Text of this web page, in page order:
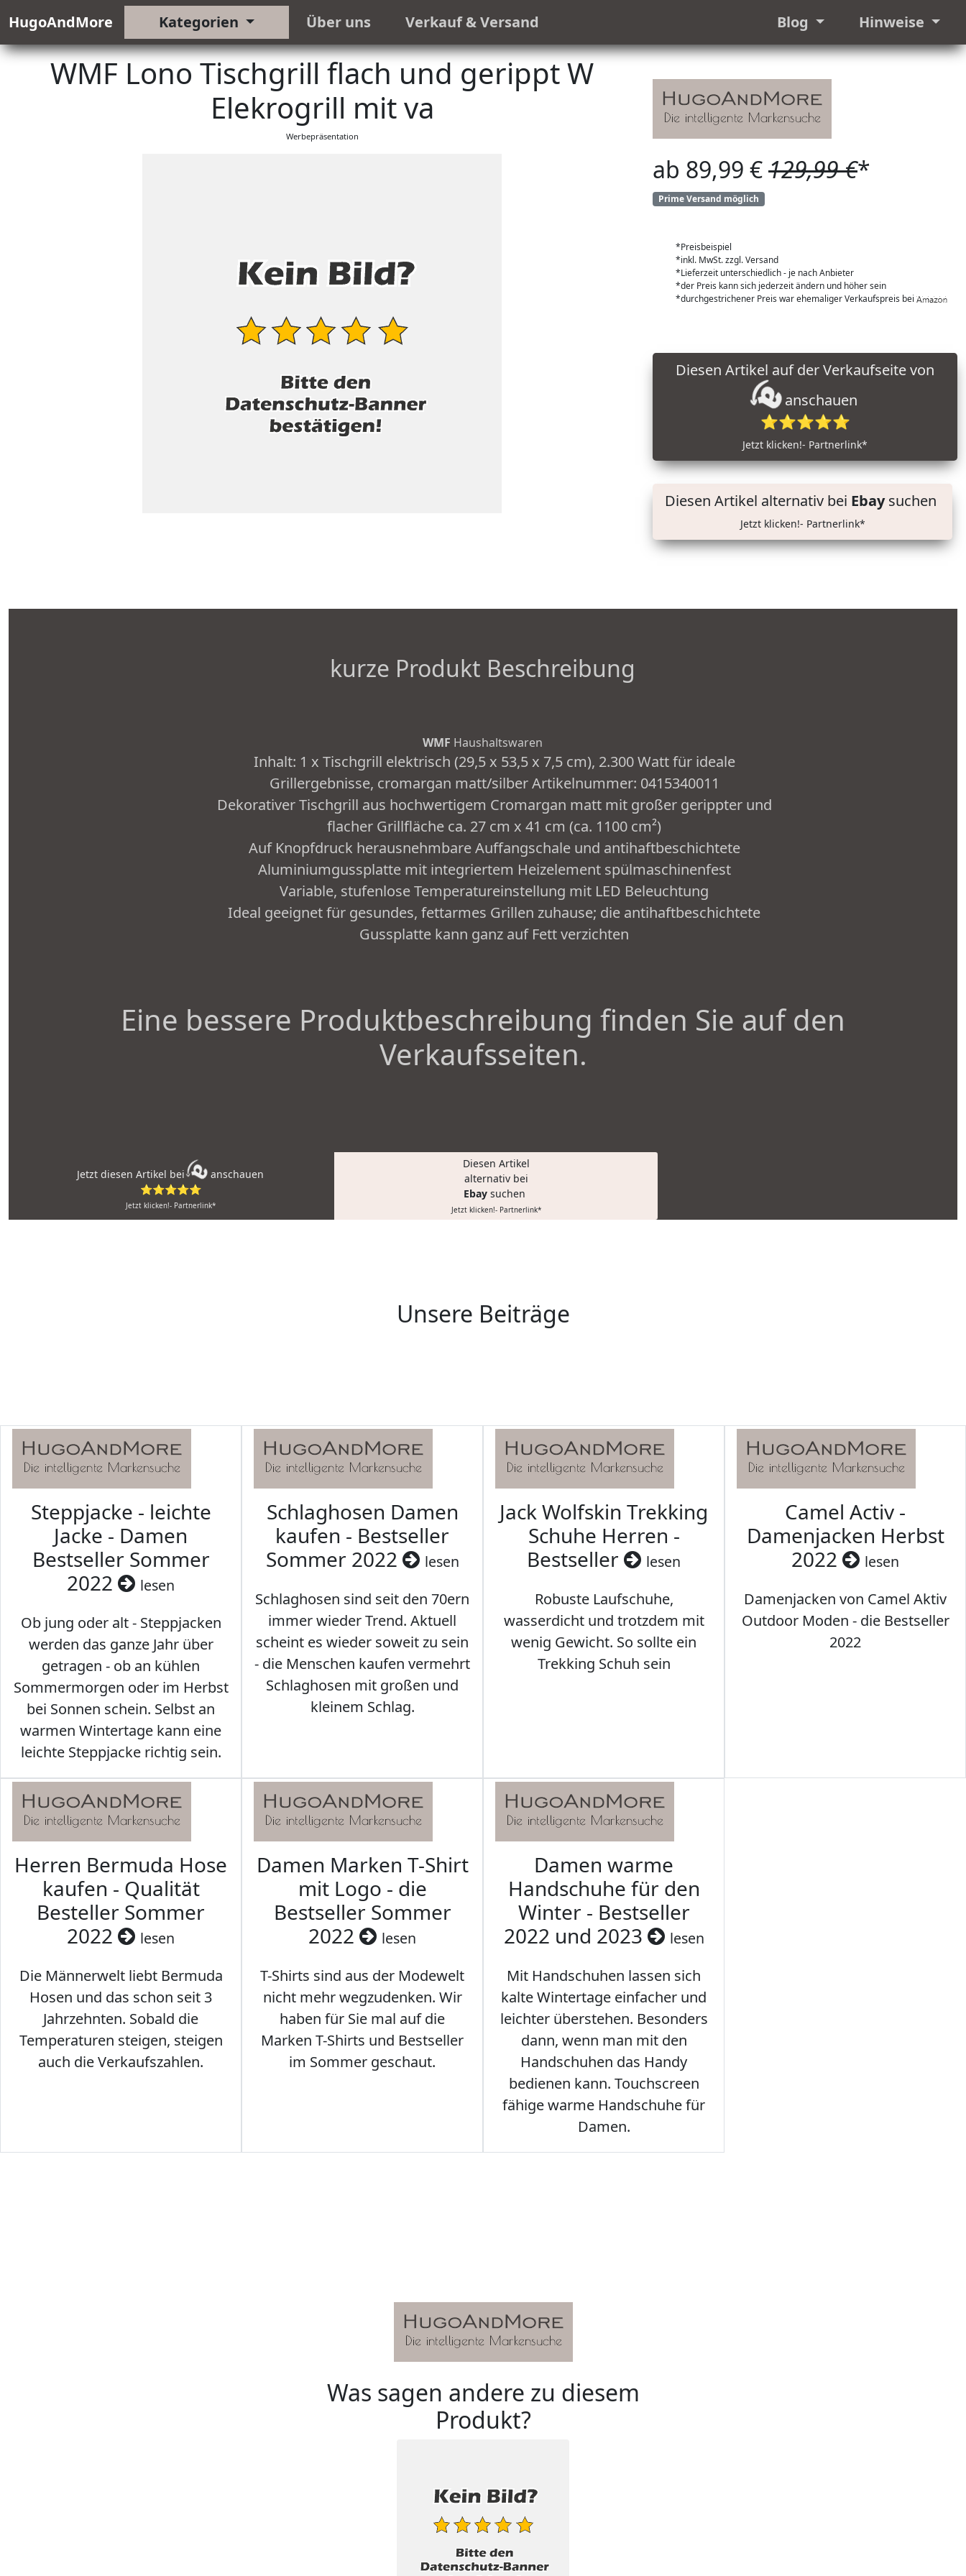
HugoAndMore Kategorien Über uns Verkauf & Versand Blog Hinweise
WMF Lono Tischgrill flach und gerippt W
Elekrogrill mit va
Werbepräsentation
ab 89,99 €129,99 €*
Prime Versand möglich
*Preisbeispiel
*inkl. MwSt. zzgl. Versand
*Lieferzeit unterschiedlich - je nach Anbieter
*der Preis kann sich jederzeit ändern und höher sein
*durchgestrichener Preis war ehemaliger Verkaufspreis bei
anschauen
⭐⭐⭐⭐⭐
Jetzt klicken!- Partnerlink*
Diesen Artikel alternativ bei Ebaysuchen
Jetzt klicken!- Partnerlink*
kurze Produkt Beschreibung
WMF Haushaltswaren
Inhalt: 1 x Tischgrill elektrisch (29,5 x 53,5 x 7,5 cm), 2.300 Watt für ideale
Grillergebnisse, cromargan matt/silber Artikelnummer: 0415340011
Dekorativer Tischgrill aus hochwertigem Cromargan matt mit großer gerippter und
flacher Grillfläche ca. 27 cm x 41 cm (ca. 1100 cm²)
Auf Knopfdruck herausnehmbare Auffangschale und antihaftbeschichtete
Aluminiumgussplatte mit integriertem Heizelement spülmaschinenfest
Variable, stufenlose Temperatureinstellung mit LED Beleuchtung
Ideal geeignet für gesundes, fettarmes Grillen zuhause; die antihaftbeschichtete
Gussplatte kann ganz auf Fett verzichten
Eine bessere Produktbeschreibung finden Sie auf den
Verkaufsseiten.
Jetzt diesen Artikel bei
anschauen
⭐⭐⭐⭐⭐
Jetzt klicken!- Partnerlink*
Diesen Artikel
alternativ bei
Ebay suchen
Jetzt klicken!- Partnerlink*
Unsere Beiträge
Steppjacke - leichte
Jacke - Damen
Bestseller Sommer
2022
lesen
Ob jung oder alt - Steppjacken
werden das ganze Jahr über
getragen - ob an kühlen
Sommermorgen oder im Herbst
bei Sonnen schein. Selbst an
warmen Wintertage kann eine
leichte Steppjacke richtig sein.
Schlaghosen Damen
kaufen - Bestseller
Sommer 2022
lesen
Schlaghosen sind seit den 70ern
immer wieder Trend. Aktuell
scheint es wieder soweit zu sein
- die Menschen kaufen vermehrt
Schlaghosen mit großen und
kleinem Schlag.
Jack Wolfskin Trekking
Schuhe Herren -
Bestseller
lesen
Robuste Laufschuhe,
wasserdicht und trotzdem mit
wenig Gewicht. So sollte ein
Trekking Schuh sein
Camel Activ -
Damenjacken Herbst
2022
lesen
Damenjacken von Camel Aktiv
Outdoor Moden - die Bestseller
2022
Herren Bermuda Hose
kaufen - Qualität
Besteller Sommer
2022
lesen
Die Männerwelt liebt Bermuda
Hosen und das schon seit 3
Jahrzehnten. Sobald die
Temperaturen steigen, steigen
auch die Verkaufszahlen.
Damen Marken T-Shirt
mit Logo - die
Bestseller Sommer
2022
lesen
T-Shirts sind aus der Modewelt
nicht mehr wegzudenken. Wir
haben für Sie mal auf die
Marken T-Shirts und Bestseller
im Sommer geschaut.
Damen warme
Handschuhe für den
Winter - Bestseller
2022 und 2023
lesen
Mit Handschuhen lassen sich
kalte Wintertage einfacher und
leichter überstehen. Besonders
dann, wenn man mit den
Handschuhen das Handy
bedienen kann. Touchscreen
fähige warme Handschuhe für
Damen.
Was sagen andere zu diesem
Produkt?